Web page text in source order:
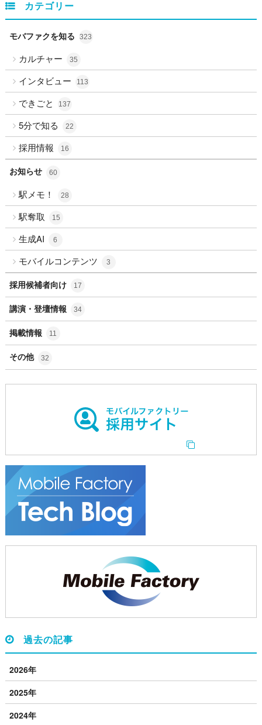
カテゴリー
モバファクを知る 323
カルチャー 35
インタビュー 113
できごと 137
5分で知る 22
採用情報 16
お知らせ 60
駅メモ！ 28
駅奪取 15
生成AI 6
モバイルコンテンツ 3
採用候補者向け 17
講演・登壇情報 34
掲載情報 11
その他 32
過去の記事
2026年
2025年
2024年